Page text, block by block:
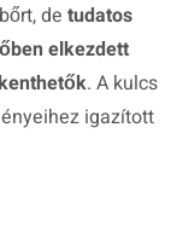
de tudatos
elkezdett
. A kulcs
igazított